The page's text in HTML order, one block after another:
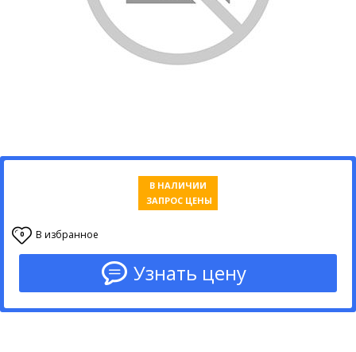
В НАЛИЧИИ
ЗАПРОС ЦЕНЫ
0 В избранное
Узнать цену